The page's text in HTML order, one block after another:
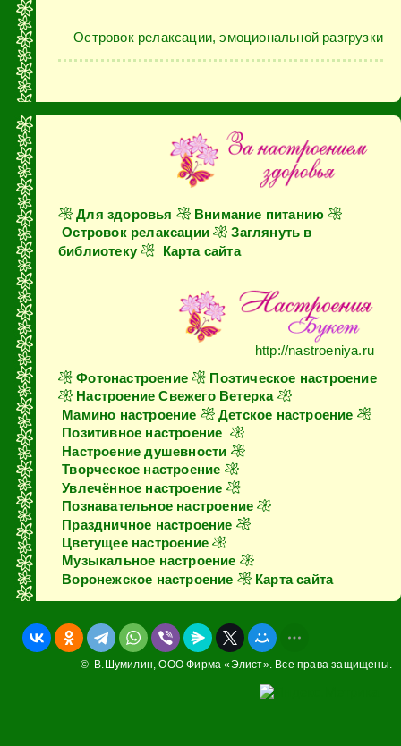
Островок релаксации, эмоциональной разгрузки
Для здоровья
Внимание питанию
Островок релаксации
Заглянуть в
библиотеку
Карта сайта
http://nastroeniya.ru
Фотонастроение
Поэтическое настроение
Настроение Свежего Ветерка
Мамино настроение
Детское настроение
Позитивное настроение
Настроение душевности
Творческое настроение
Увлечённое настроение
Познавательное настроение
Праздничное настроение
Цветущее настроение
Музыкальное настроение
Воронежское настроение
Карта сайта
© В.Шумилин,ООО Фирма «Элист». Все права защищены.